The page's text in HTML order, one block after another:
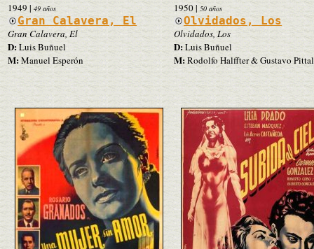
1949 | 49 años
Gran Calavera, El
Gran Calavera, El
D:Luis Buñuel
M: Manuel Esperón
1950| 50 años
Olvidados, Los
Olvidados, Los
D:Luis Buñuel
M:Rodolfo Halffter & Gustavo